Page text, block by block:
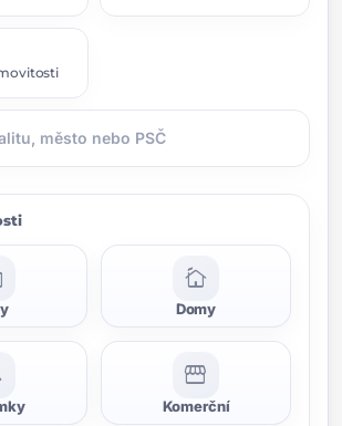
cottage
Domy
storefront
Komerční